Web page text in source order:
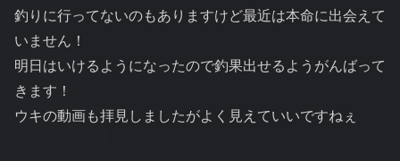
釣りに行ってないのもありますけど最近は本命に出会えて
いません！
明日はいけるようになったので釣果出せるようがんばって
きます！
ウキの動画も拝見しましたがよく見えていいですねぇ